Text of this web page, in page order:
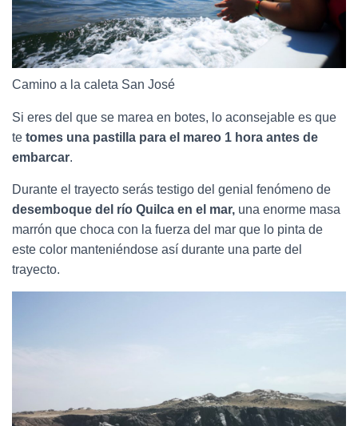
Camino a la caleta San José
Si eres del que se marea en botes, lo aconsejable es que
te tomes una pastilla para el mareo 1 hora antes de
embarcar.
Durante el trayecto serás testigo del genial fenómeno de
desemboque del río Quilca en el mar, una enorme masa
marrón que choca con la fuerza del mar que lo pinta de
este color manteniéndose así durante una parte del
trayecto.